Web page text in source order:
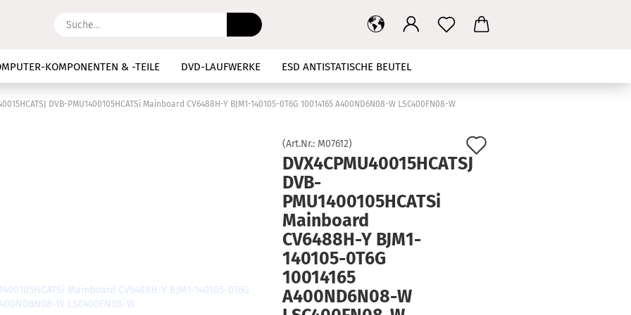
Suche...
KOMPONENTEN & -TEILE DVD-LAUFWERKE ESD ANTISTATISCHE BEUTEL
DRIVER LCD PANEL , DIFFUSOR PLEXIGLASS LED BACKLIGHT MAINBOARD NETZTEIL
KONTAKT SUCHEN
DVB-PMU1400105HCATSi Mainboard CV6488H-Y BJM1-140105-0T6G 10014165 A400ND6N08-W LSC400FN08-W
(Art.Nr.: M07612)
DVX4CPMU40015HCATSJ
DVB-
PMU1400105HCATSi
Mainboard
CV6488H-Y BJM1-
140105-0T6G
10014165
A400ND6N08-W